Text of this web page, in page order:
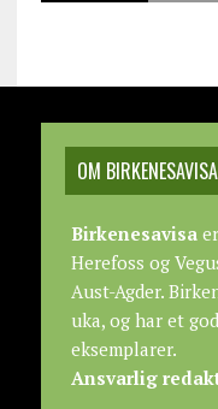
OM BIRKENESAVISA
Birkenesavisa
Herefoss og
Aust-Agder.
uka, og har et
eksemplarer.
Ansvarlig